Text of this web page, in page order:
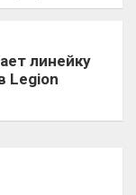
линейку
Legion